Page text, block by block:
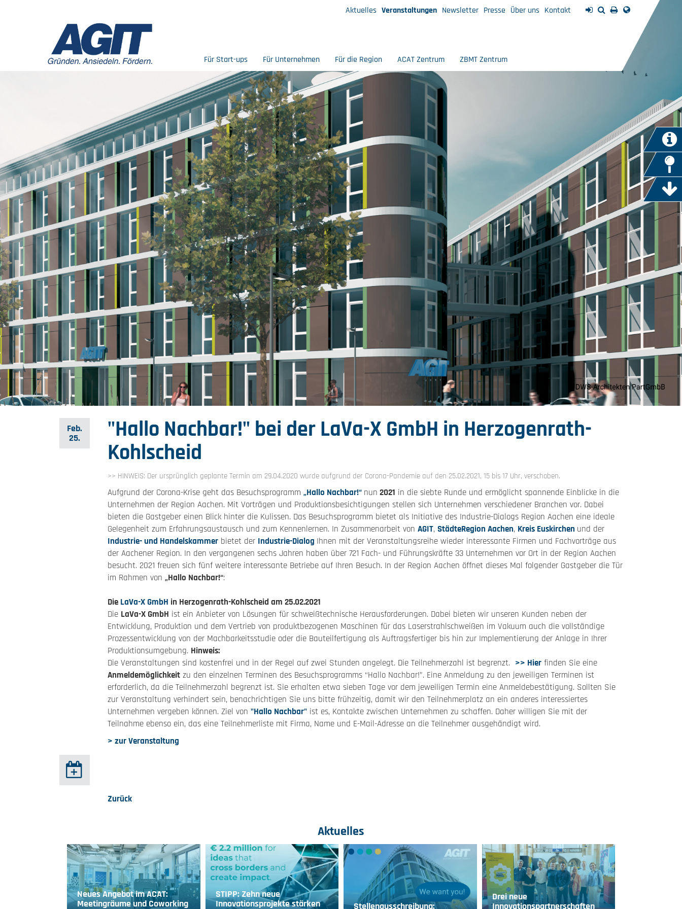
Aktuelles Veranstaltungen Newsletter Presse Über uns Kontakt
Für Start-ups Für Unternehmen Für die Region ACAT Zentrum ZBMT Zentrum
Feb.
25.
"Hallo Nachbar!" bei der LaVa-X GmbH in Herzogenrath-
Kohlscheid
>> HINWEIS: Der ursprünglich geplante Termin am 29.04.2020 wurde aufgrund der Corona-Pandemie auf den 25.02.2021, 15 bis 17 Uhr, verschoben.
Aufgrund der Corona-Krise geht das Besuchsprogramm „Hallo Nachbar!“ nun 2021 in die siebte Runde und ermöglicht spannende Einblicke in die
Unternehmen der Region Aachen. Mit Vorträgen und Produktionsbesichtigungen stellen sich Unternehmen verschiedener Branchen vor. Dabei
bieten die Gastgeber einen Blick hinter die Kulissen. Das Besuchsprogramm bietet als Initiative des Industrie-Dialogs Region Aachen eine ideale
Gelegenheit zum Erfahrungsaustausch und zum Kennenlernen. In Zusammenarbeit von AGIT, StädteRegion Aachen, Kreis Euskirchen und der
Industrie- und Handelskammer bietet der Industrie-Dialog Ihnen mit der Veranstaltungsreihe wieder interessante Firmen und Fachvorträge aus
der Aachener Region. In den vergangenen sechs Jahren haben über 721 Fach- und Führungskräfte 33 Unternehmen vor Ort in der Region Aachen
besucht. 2021 freuen sich fünf weitere interessante Betriebe auf Ihren Besuch. In der Region Aachen öffnet dieses Mal folgender Gastgeber die Tür
im Rahmen von „Hallo Nachbar!“:
Die LaVa-X GmbH in Herzogenrath-Kohlscheid am 25.02.2021
Die LaVa-X GmbH ist ein Anbieter von Lösungen für schweißtechnische Herausforderungen. Dabei bieten wir unseren Kunden neben der
Entwicklung, Produktion und dem Vertrieb von produktbezogenen Maschinen für das Laserstrahlschweißen im Vakuum auch die vollständige
Prozessentwicklung von der Machbarkeitsstudie oder die Bauteilfertigung als Auftragsfertiger bis hin zur Implementierung der Anlage in Ihrer
Produktionsumgebung. Hinweis:
Die Veranstaltungen sind kostenfrei und in der Regel auf zwei Stunden angelegt. Die Teilnehmerzahl ist begrenzt. >> Hier finden Sie eine
Anmeldemöglichkeit zu den einzelnen Terminen des Besuchsprogramms “Hallo Nachbar!”. Eine Anmeldung zu den jeweiligen Terminen ist
erforderlich, da die Teilnehmerzahl begrenzt ist. Sie erhalten etwa sieben Tage vor dem jeweiligen Termin eine Anmeldebestätigung. Sollten Sie
zur Veranstaltung verhindert sein, benachrichtigen Sie uns bitte frühzeitig, damit wir den Teilnehmerplatz an ein anderes interessiertes
Unternehmen vergeben können. Ziel von "Hallo Nachbar" ist es, Kontakte zwischen Unternehmen zu schaffen. Daher willigen Sie mit der
Teilnahme ebenso ein, das eine Teilnehmerliste mit Firma, Name und E-Mail-Adresse an die Teilnehmer ausgehändigt wird.
> zur Veranstaltung
Zurück
Aktuelles
Neues Angebot im ACAT:
Meetingräume und Coworking
STIPP: Zehn neue
Innovationsprojekte stärken
Stellenausschreibung:
Drei neue
Innovationspartnerschaften